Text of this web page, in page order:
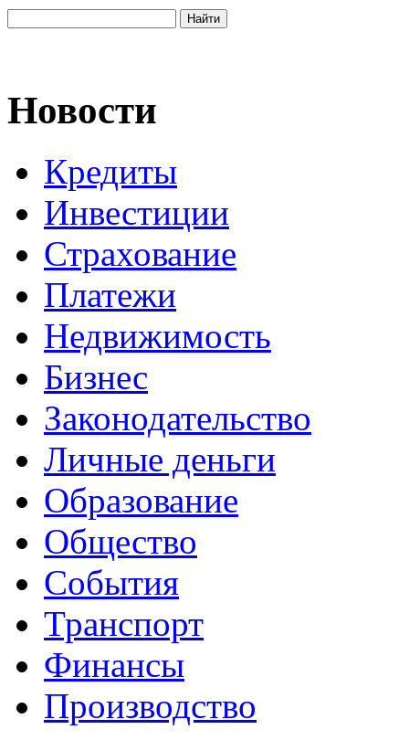
Новости
Кредиты
Инвестиции
Страхование
Платежи
Недвижимость
Бизнес
Законодательство
Личные деньги
Образование
Общество
События
Транспорт
Финансы
Производство